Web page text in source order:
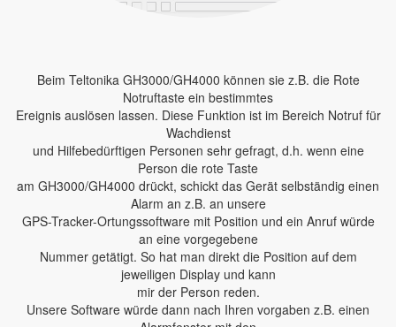
Beim Teltonika GH3000/GH4000 können sie z.B. die Rote
Notruftaste ein bestimmtes
Ereignis auslösen lassen. Diese Funktion ist im Bereich Notruf für
Wachdienst
und Hilfebedürftigen Personen sehr gefragt, d.h. wenn eine
Person die rote Taste
am GH3000/GH4000 drückt, schickt das Gerät selbständig einen
Alarm an z.B. an unsere
GPS-Tracker-Ortungssoftware mit Position und ein Anruf würde
an eine vorgegebene
Nummer getätigt. So hat man direkt die Position auf dem
jeweiligen Display und kann
mir der Person reden.
Unsere Software würde dann nach Ihren vorgaben z.B. einen